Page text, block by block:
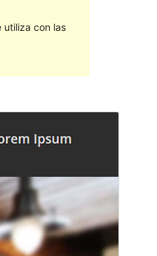
utiliza con las
Menos de 10